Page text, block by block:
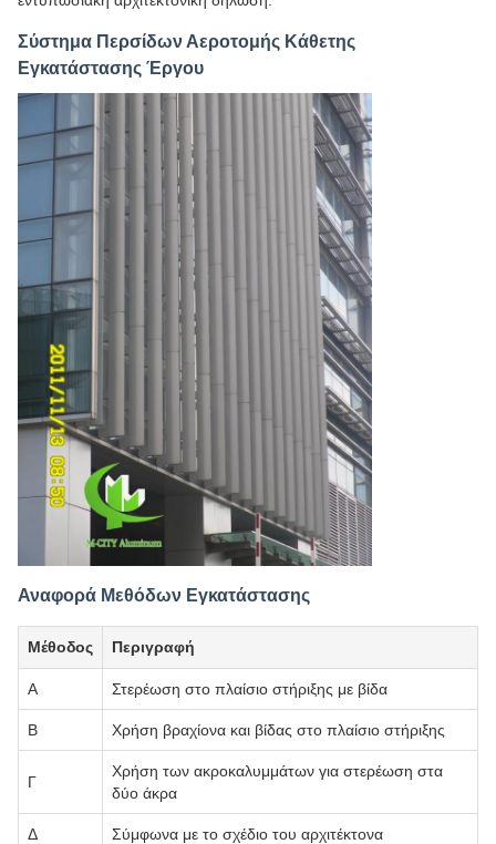
Σύστημα Περσίδων Αεροτομής Κάθετης
Εγκατάστασης Έργου
Αναφορά Μεθόδων Εγκατάστασης
Μέθοδος Περιγραφή
Α Στερέωση στο πλαίσιο στήριξης με βίδα
Β Χρήση βραχίονα και βίδας στο πλαίσιο στήριξης
Γ
Χρήση των ακροκαλυμμάτων για στερέωση στα
δύο άκρα
Δ Σύμφωνα με το σχέδιο του αρχιτέκτονα